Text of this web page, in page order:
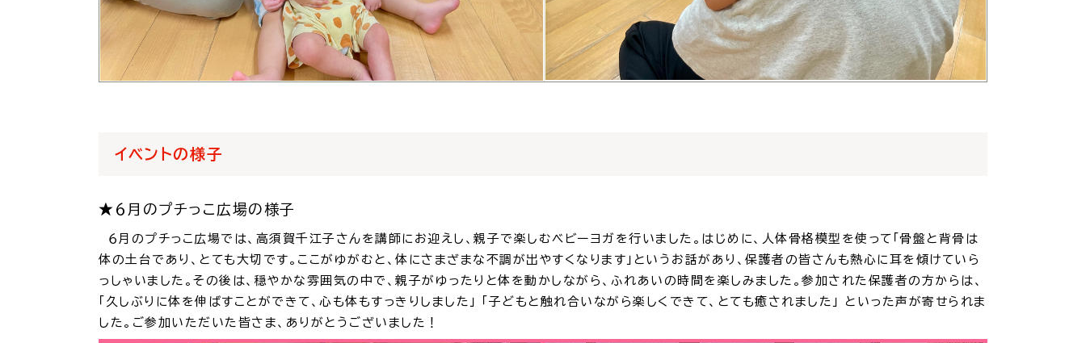
イベントの様子
★６月のプチっこ広場の様子
６月のプチっこ広場では、高須賀千江子さんを講師にお迎えし、親子で楽しむベビーヨガを行いました。はじめに、人体骨格模型を使って「骨盤と背骨は
体の土台であり、とても大切です。ここがゆがむと、体にさまざまな不調が出やすくなります」というお話があり、保護者の皆さんも熱心に耳を傾けていら
っしゃいました。その後は、穏やかな雰囲気の中で、親子がゆったりと体を動かしながら、ふれあいの時間を楽しみました。参加された保護者の方からは、
「久しぶりに体を伸ばすことができて、心も体もすっきりしました」 「子どもと触れ合いながら楽しくできて、とても癒されました」 といった声が寄せられま
した。ご参加いただいた皆さま、ありがとうございました！